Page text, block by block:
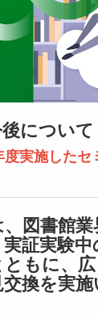
について
実施したセ
図書館
証実験
もに、
換を実施